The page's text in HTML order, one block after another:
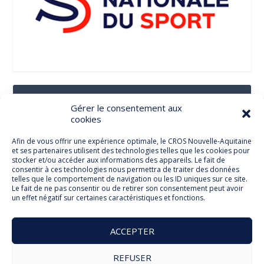
Gérer le consentement aux
cookies
Afin de vous offrir une expérience optimale, le CROS Nouvelle-Aquitaine
et ses partenaires utilisent des technologies telles que les cookies pour
stocker et/ou accéder aux informations des appareils. Le fait de
consentir à ces technologies nous permettra de traiter des données
telles que le comportement de navigation ou les ID uniques sur ce site.
Le fait de ne pas consentir ou de retirer son consentement peut avoir
un effet négatif sur certaines caractéristiques et fonctions.
ACCEPTER
REFUSER
Facebook